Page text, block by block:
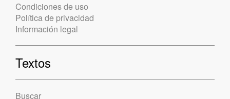
Condiciones de uso
Política de privacidad
Información legal
Textos
Buscar